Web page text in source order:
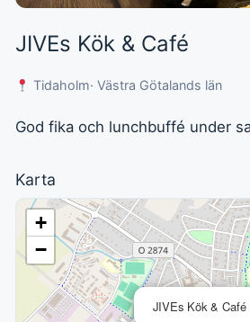
JIVEs Kök & Café
Tidaholm· Västra Götalands län
God fika och lunchbuffé under
Karta
JIVEs Kök & Café
+
−